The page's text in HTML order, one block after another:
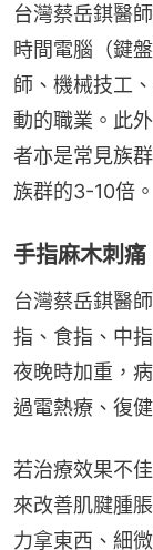
台灣蔡岳錤醫
時間電腦（鍵
師、機械技工
動的職業。此
者亦是常見族
族群的3-10倍。
手指麻木刺
台灣蔡岳錤醫
指、食指、中
夜晚時加重，
過電熱療、復
若治療效果不
來改善肌腱腫
力拿東西、細